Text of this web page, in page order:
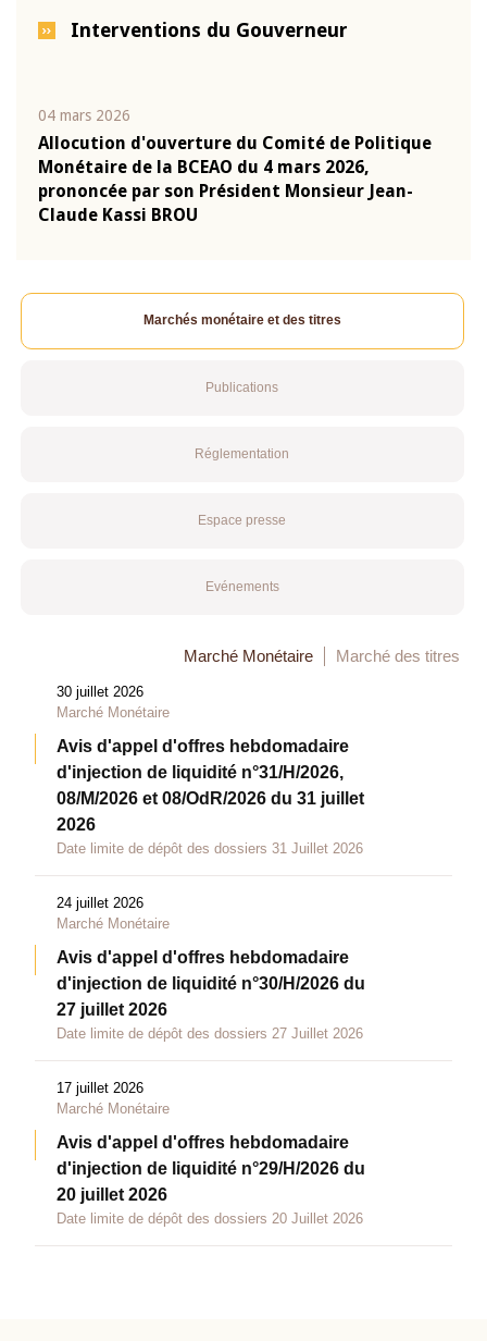
Interventions du Gouverneur
04 mars 2026
Allocution d'ouverture du Comité de Politique
Monétaire de la BCEAO du 4 mars 2026,
prononcée par son Président Monsieur Jean-
Claude Kassi BROU
Marchés monétaire et des titres
Publications
Réglementation
Espace presse
Evénements
Marché Monétaire Marché des titres
30 juillet 2026
Marché Monétaire
Avis d'appel d'offres hebdomadaire
d'injection de liquidité n°31/H/2026,
08/M/2026 et 08/OdR/2026 du 31 juillet
2026
Date limite de dépôt des dossiers 31 Juillet 2026
24 juillet 2026
Marché Monétaire
Avis d'appel d'offres hebdomadaire
d'injection de liquidité n°30/H/2026 du
27 juillet 2026
Date limite de dépôt des dossiers 27 Juillet 2026
17 juillet 2026
Marché Monétaire
Avis d'appel d'offres hebdomadaire
d'injection de liquidité n°29/H/2026 du
20 juillet 2026
Date limite de dépôt des dossiers 20 Juillet 2026